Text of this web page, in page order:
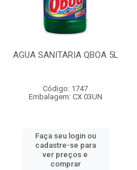
AGUA SANITARIA QBOA 5L
Código: 1747
Embalagem: CX 03UN
Faça seu login ou
cadastre-se para
ver preços e
comprar